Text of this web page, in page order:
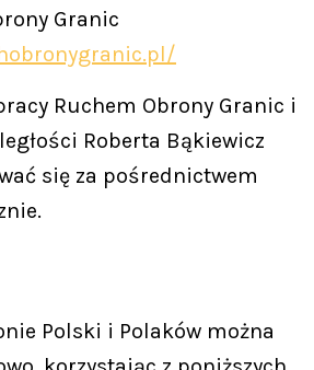
Granic
Ruchem Obrony Granic i
Roberta Bąkiewicz
się za pośrednictwem
Polski i Polaków można